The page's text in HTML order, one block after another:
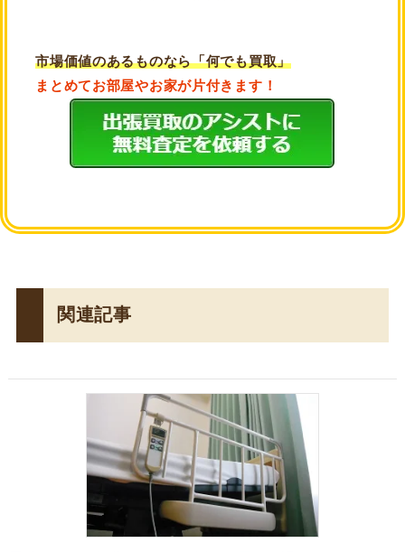
市場価値のあるものなら「何でも買取」
まとめてお部屋やお家が片付きます！
関連記事